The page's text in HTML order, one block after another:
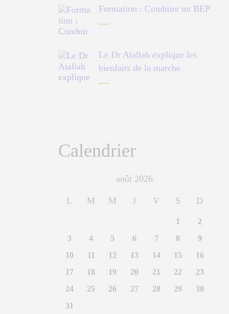
Formation : Conduire un BEP
Le Dr Atallah explique les
bienfaits de la marche
Calendrier
août 2026
L M M J V S D
1
2
3
4 5 6 7 8
9
10
11 12 13 14 15
16
17
18 19 20 21 22
23
24
25 26 27 28 29
30
31